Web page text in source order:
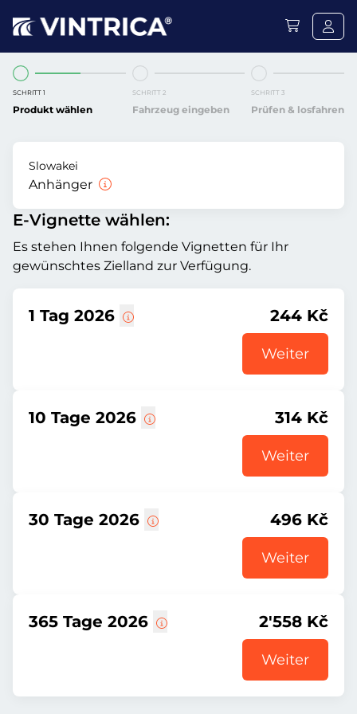
SCHRITT 1
Produkt wählen
SCHRITT 2
Fahrzeug eingeben
SCHRITT 3
Prüfen & losfahren
Slowakei
Anhänger
E-Vignette wählen:
Es stehen Ihnen folgende Vignetten für Ihr
gewünschtes Zielland zur Verfügung.
1 Tag 2026 244 Kč
Weiter
10 Tage 2026 314 Kč
Weiter
30 Tage 2026 496 Kč
Weiter
365 Tage 2026 2'558 Kč
Weiter